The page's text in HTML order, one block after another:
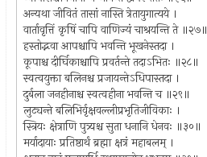
अन्यथा जीवितं तासां नास्ति त्रेतायुगात्यये ।
वार्तावृत्तिं कृषिं चापि वाणिज्यं चाश्रयन्ति ते ॥२७॥
हस्तोद्भवा आपश्चापि भवन्ति भूखनेस्तदा ।
कूपाश्च दीर्घिकाश्चापि प्रवर्तन्ते तदाऽभितः ॥२८॥
स्वत्वयुक्ता बलिनश्च प्रजायन्तेऽधिपास्तदा ।
दुर्बला जनहीनाश्च स्वत्वहीना भवन्ति च ॥२९॥
लुट्यन्ते बलिभिर्वृक्षवल्लीप्रभृतिजीविकाः ।
स्त्रियः क्षेत्राणि पुत्र्यश्च सुता धनानि धेनवः ॥३०॥
मर्यादायाः प्रतिष्ठार्थं ब्रह्मा क्षत्रं महाबलम् ।